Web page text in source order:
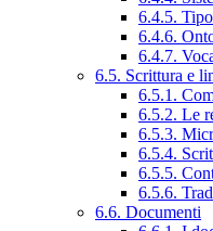
6.4.5.
6.4.6.
6.4.7.
6.5. Scrittura e
6.5.1.
6.5.2. Le
6.5.3.
6.5.4.
6.5.5.
6.5.6.
6.6. Documenti